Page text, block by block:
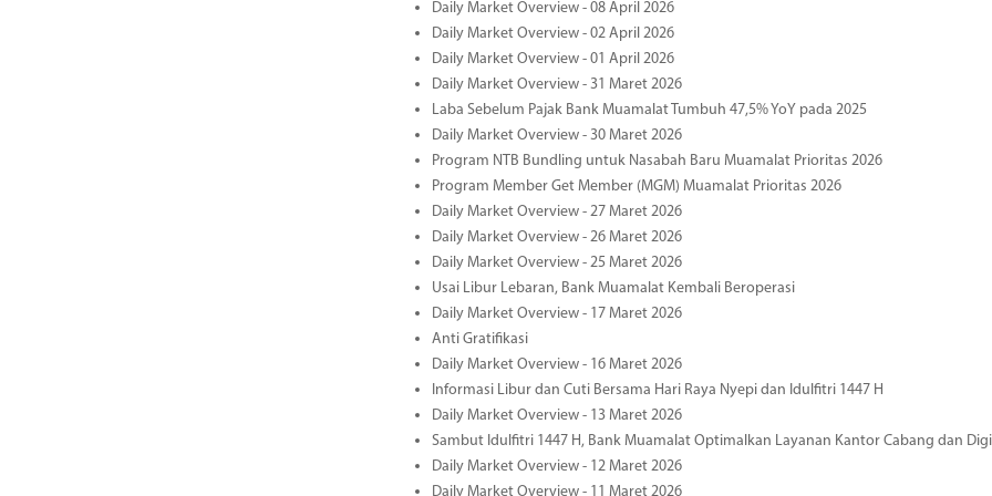
Daily Market Overview - 08 April 2026
Daily Market Overview - 02 April 2026
Daily Market Overview - 01 April 2026
Daily Market Overview - 31 Maret 2026
Laba Sebelum Pajak Bank Muamalat Tumbuh 47,5% YoY pada 2025
Daily Market Overview - 30 Maret 2026
Program NTB Bundling untuk Nasabah Baru Muamalat Prioritas 2026
Program Member Get Member (MGM) Muamalat Prioritas 2026
Daily Market Overview - 27 Maret 2026
Daily Market Overview - 26 Maret 2026
Daily Market Overview - 25 Maret 2026
Usai Libur Lebaran, Bank Muamalat Kembali Beroperasi
Daily Market Overview - 17 Maret 2026
Anti Gratifikasi
Daily Market Overview - 16 Maret 2026
Informasi Libur dan Cuti Bersama Hari Raya Nyepi dan Idulfitri 1447 H
Daily Market Overview - 13 Maret 2026
Sambut Idulfitri 1447 H, Bank Muamalat Optimalkan Layanan Kantor Cabang dan
Daily Market Overview - 12 Maret 2026
Daily Market Overview - 11 Maret 2026